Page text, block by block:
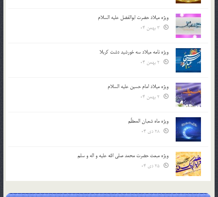
ویژه میلاد حضرت ابوالفضل علیه السلام
ویژه نامه میلاد سه خورشید دشت کربلا
ویژه میلاد امام حسین علیه السلام
ویژه ماه شعبان المعظّم
ویژه مبعث حضرت محمد صلی الله علیه و اله و سلم